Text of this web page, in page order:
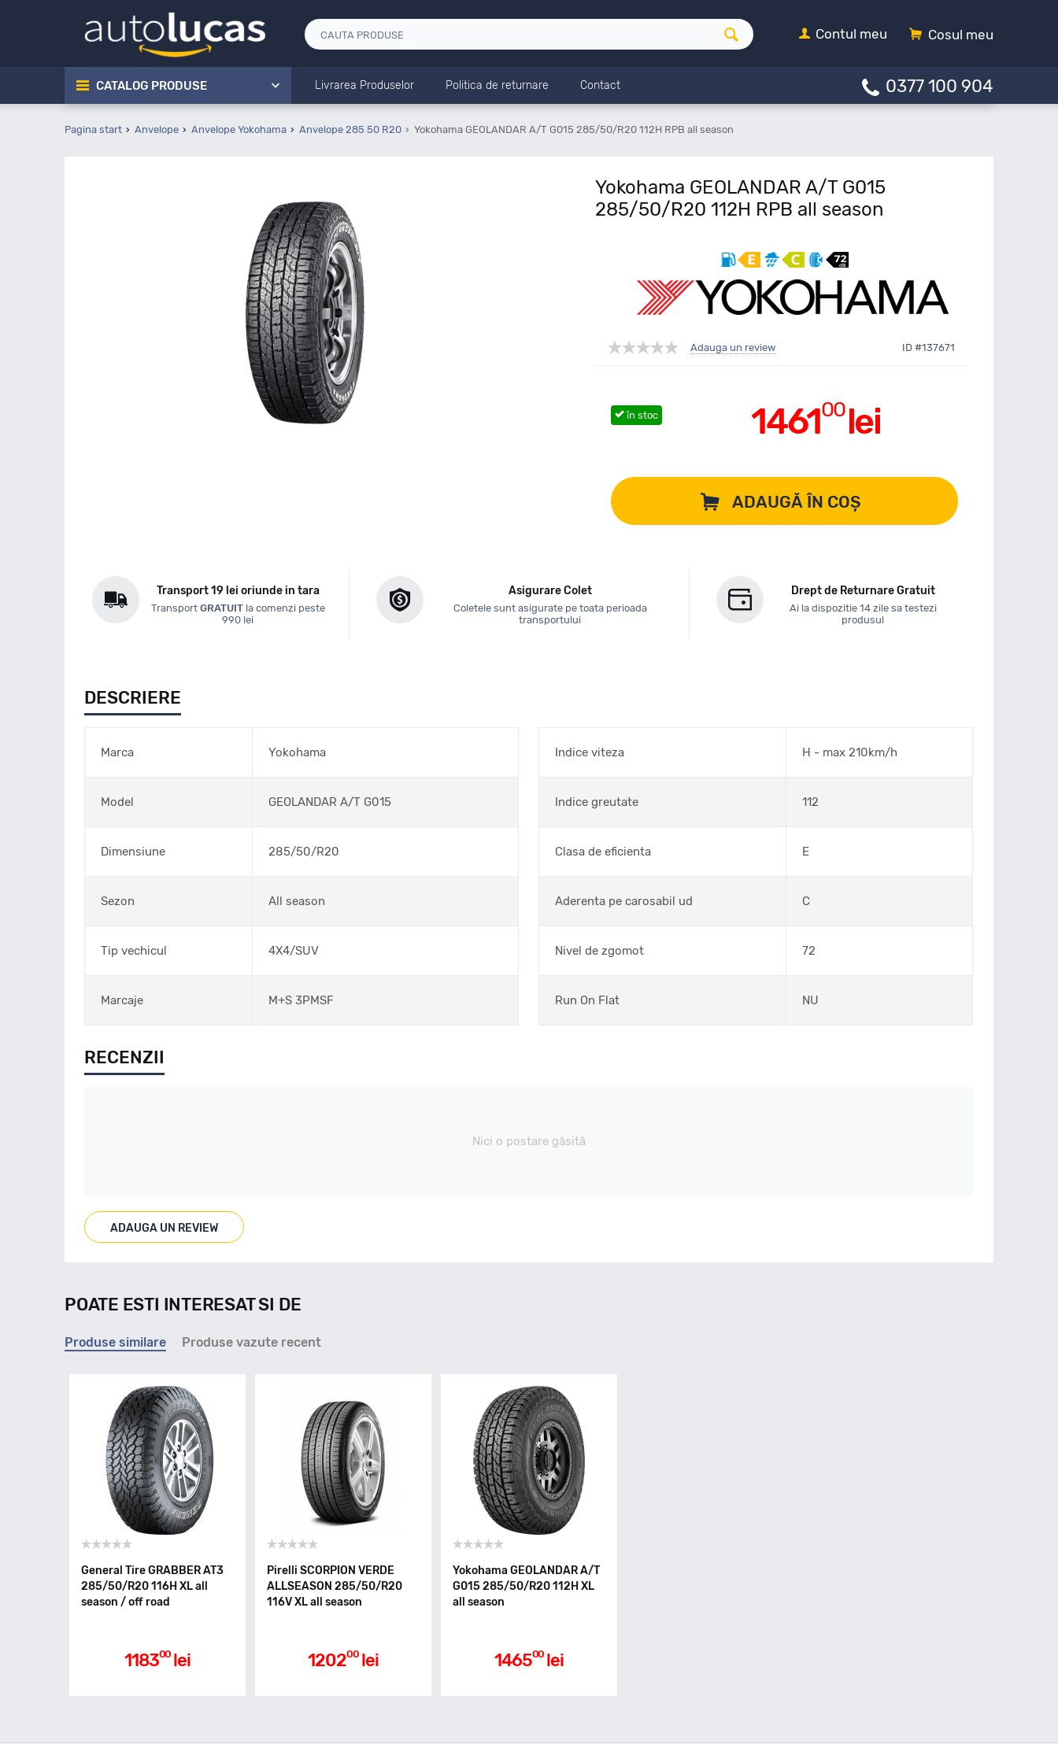
Cosul meu
Contul meu
CATALOG PRODUSE Livrarea Produselor Politica de returnare Contact 0377 100 904
Pagina start Anvelope Anvelope Yokohama Anvelope 285 50 R20 Yokohama GEOLANDAR A/T G015 285/50/R20 112H RPB all season
Yokohama GEOLANDAR A/T G015
285/50/R20 112H RPB all season
Adauga un review ID #137671
146100lei
în stoc
ADAUGĂ ÎN COȘ
Transport 19 lei oriunde in tara
Transport GRATUITla comenzi peste
990 lei
Asigurare Colet
Coletele sunt asigurate pe toata perioada
transportului
Drept de Returnare Gratuit
Ai la dispozitie 14 zile sa testezi
produsul
DESCRIERE
Marca Yokohama
Model GEOLANDAR A/T G015
Dimensiune 285/50/R20
Sezon All season
Tip vechicul 4X4/SUV
Marcaje M+S 3PMSF
Indice viteza H - max 210km/h
Indice greutate 112
Clasa de eficienta E
Aderenta pe carosabil ud C
Nivel de zgomot 72
Run On Flat NU
RECENZII
Nici o postare găsită
ADAUGA UN REVIEW
POATE ESTI INTERESAT SI DE
Produse similare Produse vazute recent
General Tire GRABBER AT3
285/50/R20 116H XL all
season / off road
118300 lei
Pirelli SCORPION VERDE
ALLSEASON 285/50/R20
116V XL all season
120200 lei
Yokohama GEOLANDAR A/T
G015 285/50/R20 112H XL
all season
146500 lei